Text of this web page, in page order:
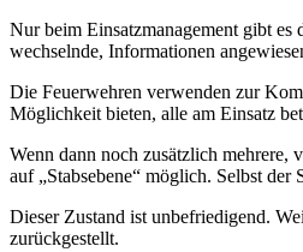
Nur beim Einsatzmanagement gibt es
wechselnde, Informationen
Die Feuerwehren verwenden zur
Möglichkeit bieten, alle am Einsatz
Wenn dann noch zusätzlich mehrere,
auf „Stabsebene“ möglich. Selbst
Dieser Zustand ist unbefriedigend.
zurückgestellt.